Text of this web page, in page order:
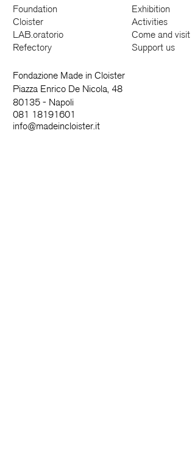
Foundation
Cloister
LAB.oratorio
Refectory
Exhibition
Activities
Come and visit
Support us
Fondazione Made in Cloister
Piazza Enrico De Nicola, 48
80135 - Napoli
081 18191601
info@madeincloister.it